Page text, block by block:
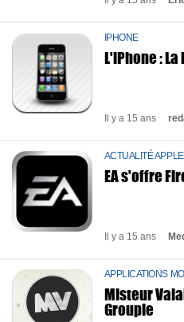
IPHONE
L'iPhone :
Il y a 15 ans
ACTUALITÉ APPLE
EA s'offre
Il y a 15 ans
APPLICATIONS
Misteur
Groupie